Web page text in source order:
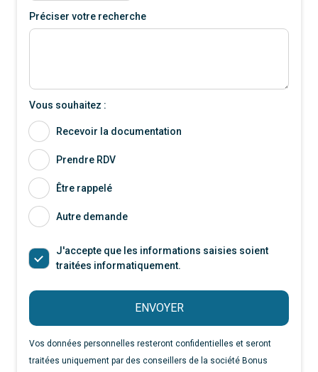
Préciser votre recherche
Vous souhaitez :
Recevoir la documentation
Prendre RDV
Être rappelé
Autre demande
J'accepte que les informations saisies soient
traitées informatiquement.
ENVOYER
Vos données personnelles resteront confidentielles et seront
traitées uniquement par des conseillers de la société Bonus